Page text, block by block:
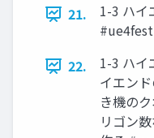
21.
1-3 ハイ
#ue4fest
22.
1-3 ハイ
イエン
き機の
リゴン